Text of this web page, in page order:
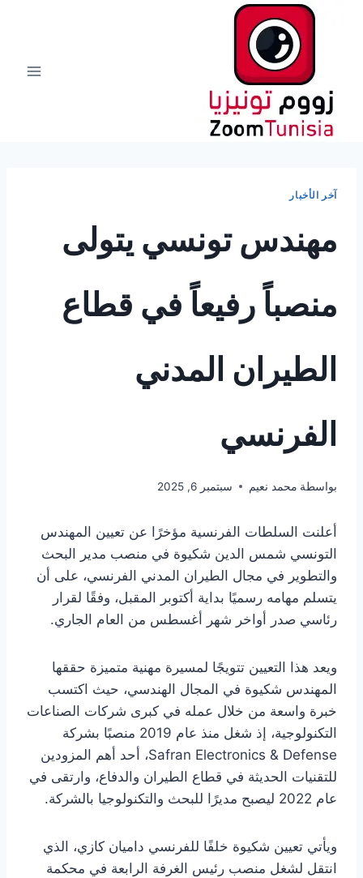
آخر الأخبار
مهندس تونسي يتولى
منصباً رفيعاً في قطاع
الطيران المدني
الفرنسي
بواسطة محمد نعيم سبتمبر 6, 2025
أعلنت السلطات الفرنسية مؤخرًا عن تعيين المهندس
التونسي شمس الدين شكيوة في منصب مدير البحث
والتطوير في مجال الطيران المدني الفرنسي، على أن
يتسلم مهامه رسميًا بداية أكتوبر المقبل، وفقًا لقرار
رئاسي صدر أواخر شهر أغسطس من العام الجاري.
ويعد هذا التعيين تتويجًا لمسيرة مهنية متميزة حققها
المهندس شكيوة في المجال الهندسي، حيث اكتسب
خبرة واسعة من خلال عمله في كبرى شركات الصناعات
التكنولوجية، إذ شغل منذ عام 2019 منصبًا بشركة
Safran Electronics & Defense، أحد أهم المزودين
للتقنيات الحديثة في قطاع الطيران والدفاع، وارتقى في
عام 2022 ليصبح مديرًا للبحث والتكنولوجيا بالشركة.
ويأتي تعيين شكيوة خلفًا للفرنسي داميان كازي، الذي
انتقل لشغل منصب رئيس الغرفة الرابعة في محكمة